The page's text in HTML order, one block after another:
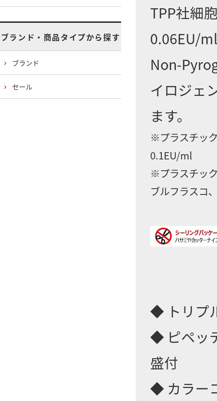
TPP社細
0.06EU/
Non-
イロジェ
ます。
※プラスチッ
0.1EU/ml
※プラスチッ
ブルフラスコ
◆ トリプ
◆ ピペッ
盛付
◆ カラー
ブランド・商品タイプから探す
ブランド
セール